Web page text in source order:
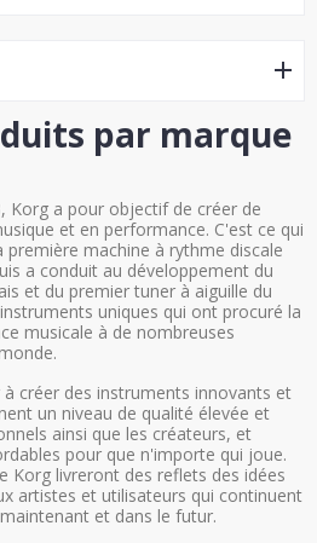
par marque
Korg a pour objectif de créer de
et en performance. C'est ce qui
machine à rythme discale
a conduit au développement du
et du premier tuner à aiguille du
uniques qui ont procuré la
musicale à de nombreuses
créer des instruments innovants et
un niveau de qualité élevée et
ainsi que les créateurs, et
pour que n'importe qui joue.
Korg livreront des reflets des idées
artistes et utilisateurs qui continuent
et dans le futur.